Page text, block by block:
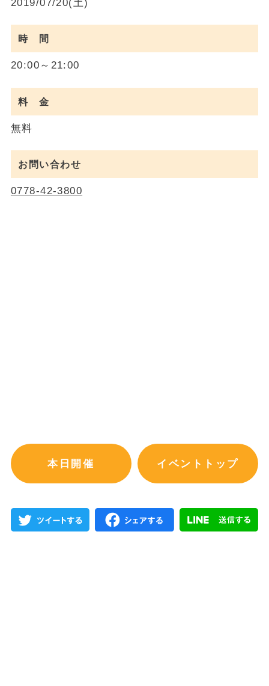
2019/07/20(土)
時 間
20:00～21:00
料 金
無料
お問い合わせ
0778-42-3800
本日開催 イベントトップ